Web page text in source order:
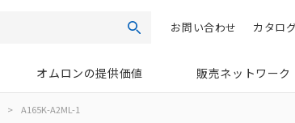
検索 カタロ
お問い合わせ
オムロンの提供価値 販売ネットワーク
> A165K-A2ML-1